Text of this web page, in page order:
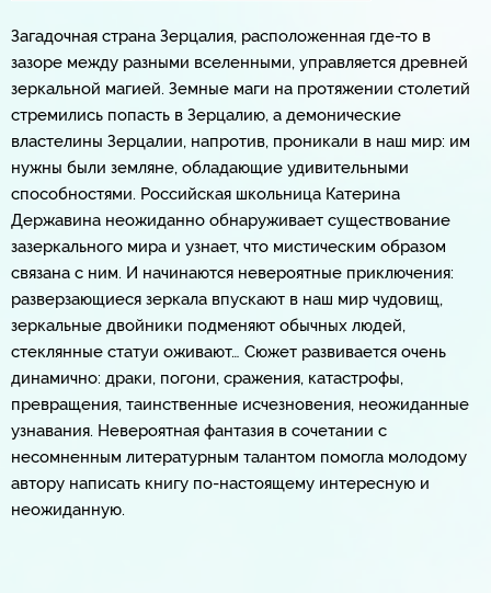
Загадочная страна Зерцалия, расположенная где-то в
зазоре между разными вселенными, управляется древней
зеркальной магией. Земные маги на протяжении столетий
стремились попасть в Зерцалию, а демонические
властелины Зерцалии, напротив, проникали в наш мир: им
нужны были земляне, обладающие удивительными
способностями. Российская школьница Катерина
Державина неожиданно обнаруживает существование
зазеркального мира и узнает, что мистическим образом
связана с ним. И начинаются невероятные приключения:
разверзающиеся зеркала впускают в наш мир чудовищ,
зеркальные двойники подменяют обычных людей,
стеклянные статуи оживают… Сюжет развивается очень
динамично: драки, погони, сражения, катастрофы,
превращения, таинственные исчезновения, неожиданные
узнавания. Невероятная фантазия в сочетании с
несомненным литературным талантом помогла молодому
автору написать книгу по-настоящему интересную и
неожиданную.